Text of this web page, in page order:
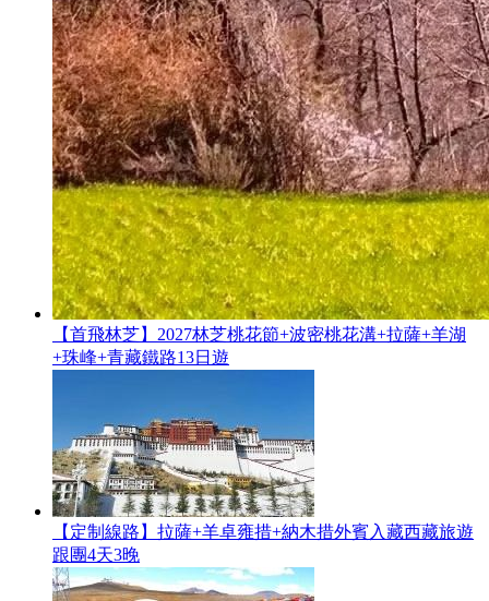
【首飛林芝】2027林芝桃花節+波密桃花溝+拉薩+羊湖
+珠峰+青藏鐵路13日遊
【定制線路】拉薩+羊卓雍措+納木措外賓入藏西藏旅遊
跟團4天3晚